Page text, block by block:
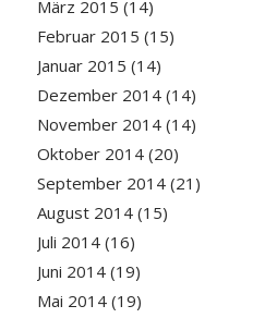
März 2015 (14)
Februar 2015 (15)
Januar 2015 (14)
Dezember 2014(14)
November 2014(14)
Oktober 2014(20)
September 2014(21)
August 2014(15)
Juli 2014(16)
Juni 2014(19)
Mai 2014(19)